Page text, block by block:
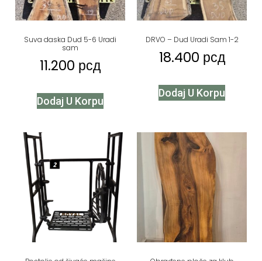
Suva daska Dud 5-6 Uradi
sam
11.200 рсд
Dodaj U Korpu
DRVO – Dud Uradi Sam 1-2
18.400 рсд
Dodaj U Korpu